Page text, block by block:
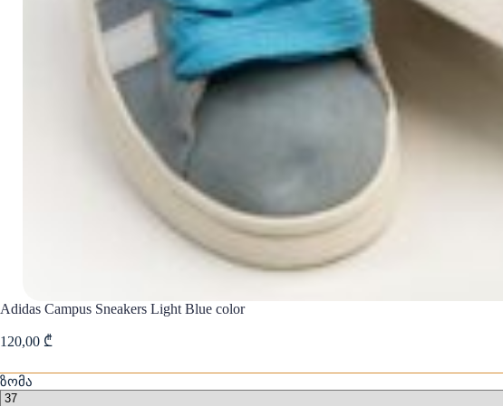
Adidas Campus Sneakers Light Blue color
120,00 ₾
ზომა